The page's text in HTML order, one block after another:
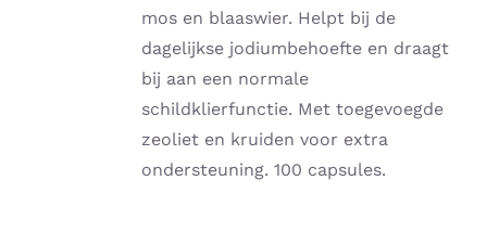
mos en blaaswier. Helpt bij de
dagelijkse jodiumbehoefte en draagt
bij aan een normale
schildklierfunctie. Met toegevoegde
zeoliet en kruiden voor extra
ondersteuning. 100 capsules.